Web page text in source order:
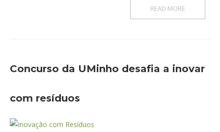
READ MORE
Concurso da UMinho desafia a inovar
com resíduos